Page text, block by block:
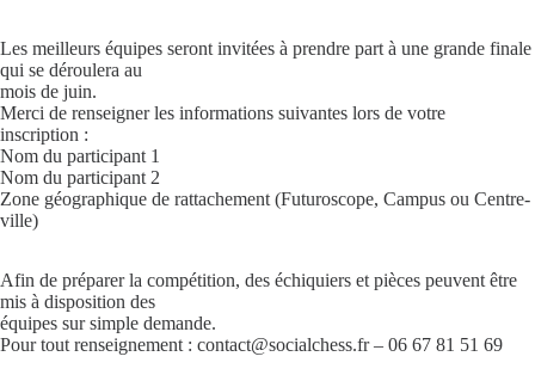
Les meilleurs équipes seront invitées à prendre part à une grande finale
qui se déroulera au
mois de juin.
Merci de renseigner les informations suivantes lors de votre
inscription :
Nom du participant 1
Nom du participant 2
Zone géographique de rattachement (Futuroscope, Campus ou Centre-
ville)
Afin de préparer la compétition, des échiquiers et pièces peuvent être
mis à disposition des
équipes sur simple demande.
Pour tout renseignement : contact@socialchess.fr – 06 67 81 51 69